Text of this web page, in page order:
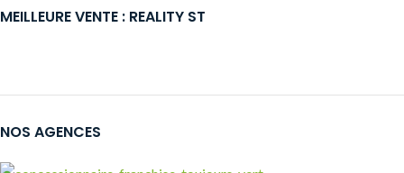
MEILLEURE VENTE : REALITY ST
NOS AGENCES